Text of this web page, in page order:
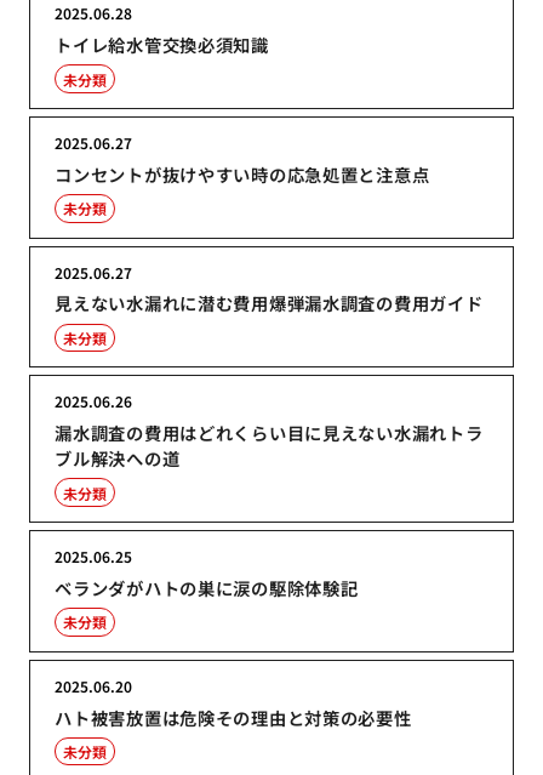
トイレ給水管交換必須知識
2025.06.28
未分類
コンセントが抜けやすい時の応急処置と注意点
2025.06.27
未分類
見えない水漏れに潜む費用爆弾漏水調査の費用ガイド
2025.06.27
未分類
漏水調査の費用はどれくらい目に見えない水漏れトラ
ブル解決への道
2025.06.26
未分類
ベランダがハトの巣に涙の駆除体験記
2025.06.25
未分類
ハト被害放置は危険その理由と対策の必要性
2025.06.20
未分類